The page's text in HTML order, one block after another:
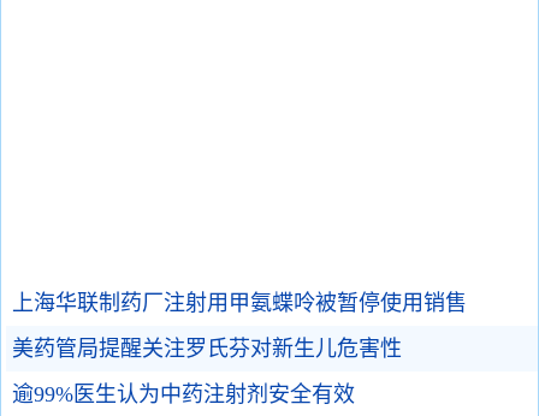
上海华联制药厂注射用甲氨蝶呤被暂停使用销售
美药管局提醒关注罗氏芬对新生儿危害性
逾99%医生认为中药注射剂安全有效